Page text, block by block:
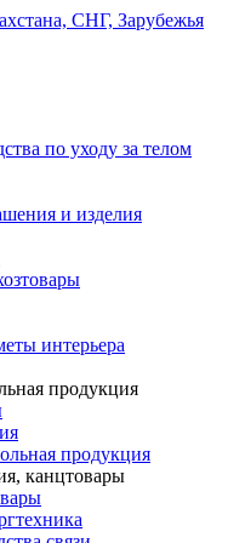
по уходу за телом
и изделия
интерьера
продукция
продукция
канцтовары